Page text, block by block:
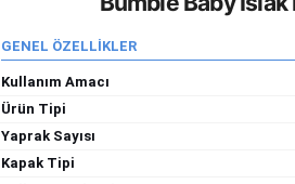
GENEL ÖZELLİKLER
Kullanım Amacı
Ürün Tipi
Yaprak Sayısı
Kapak Tipi